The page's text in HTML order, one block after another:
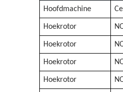
Hoofdmachine
Hoekrotor
Hoekrotor
Hoekrotor
Hoekrotor